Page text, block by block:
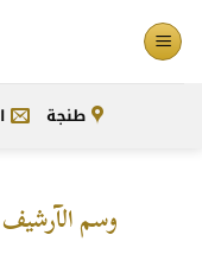
تخطي
للمحتوى
طنجة
وسم